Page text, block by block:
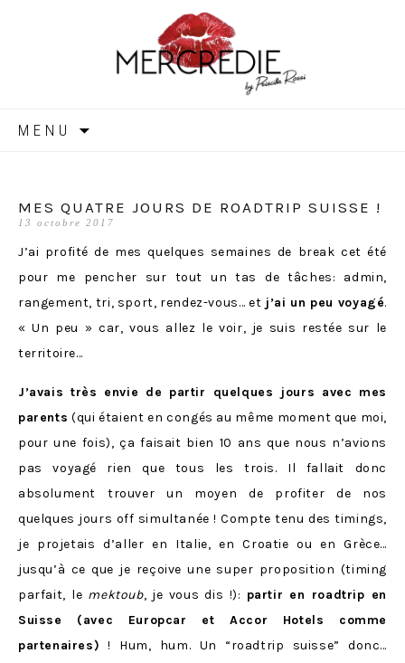
MERCREDIE
MENU
MES QUATRE JOURS DE ROADTRIP SUISSE !
13 octobre 2017
J’ai profité de mes quelques semaines de break cet été
pour me pencher sur tout un tas de tâches: admin,
rangement, tri, sport, rendez-vous… et j’ai un peu voyagé.
« Un peu » car, vous allez le voir, je suis restée sur le
territoire…
J’avais très envie de partir quelques jours avec mes
parents (qui étaient en congés au même moment que moi,
pour une fois), ça faisait bien 10 ans que nous n’avions
pas voyagé rien que tous les trois. Il fallait donc
absolument trouver un moyen de profiter de nos
quelques jours off simultanée ! Compte tenu des timings,
je projetais d’aller en Italie, en Croatie ou en Grèce…
jusqu’à ce que je reçoive une super proposition (timing
parfait, le mektoub, je vous dis !): partir en roadtrip en
Suisse (avec Europcar et Accor Hotels comme
partenaires) ! Hum, hum. Un “roadtrip suisse” donc…